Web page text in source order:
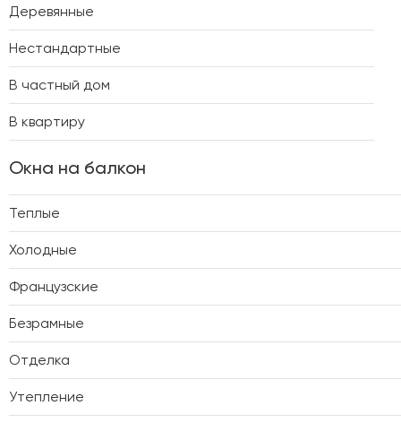
Деревянные
Нестандартные
В частный дом
В квартиру
Окна на балкон
Теплые
Холодные
Французские
Безрамные
Отделка
Утепление